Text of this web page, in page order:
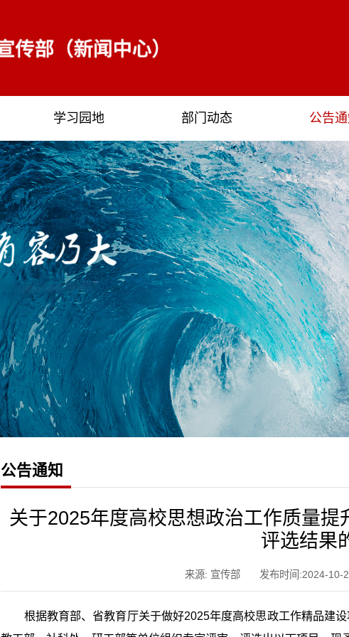
学习园地 部门动态 公告通
公告通知
关于2025年度高校思想政治工作质量
评选结果
来源: 宣传部 发布时间:2024-10-
根据教育部、省教育厅关于做好2025年度高校思政工作精品建